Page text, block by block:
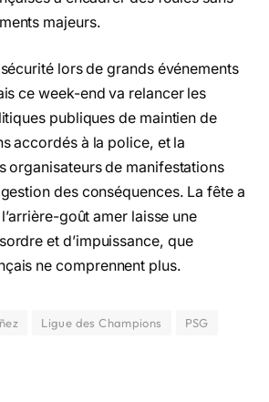
majeurs.
lors de grands événements
ce week-end va relancer les
publiques de maintien de
accordés à la police, et la
organisateurs de manifestations
des conséquences. La fête a
goût amer laisse une
et d’impuissance, que
ne comprennent plus.
Ligue des Champions
PSG